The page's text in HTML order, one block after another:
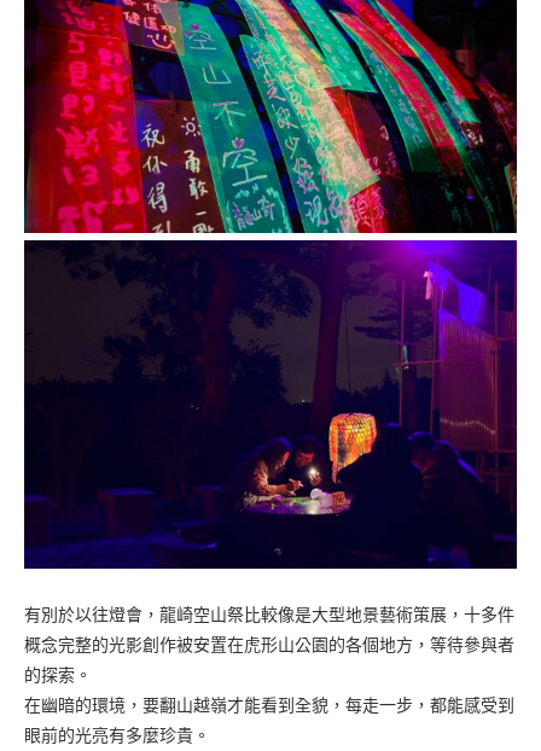
有別於以往燈會，龍崎空山祭比較像是大型地景藝術策展，十多件
概念完整的光影創作被安置在虎形山公園的各個地方，等待參與者
的探索。
在幽暗的環境，要翻山越嶺才能看到全貌，每走一步，都能感受到
眼前的光亮有多麼珍貴。